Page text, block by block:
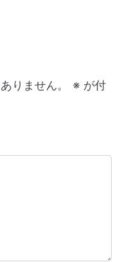
りません。 ※が付